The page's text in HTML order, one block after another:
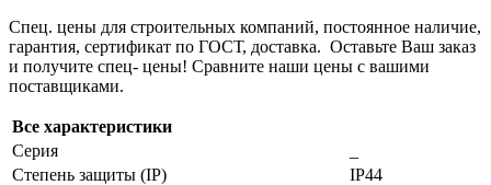
Спец. цены для строительных компаний, постоянное наличие,
гарантия, сертификат по ГОСТ, доставка. Оставьте Ваш заказ
и получите спец- цены! Сравните наши цены с вашими
поставщиками.
Все характеристики
Серия
Степень защиты (IP)
IP44